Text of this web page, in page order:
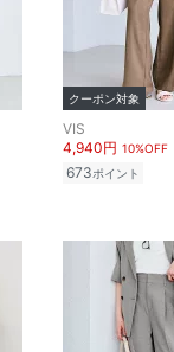
クーポン対象
VIS
4,940円 10%OFF
673ポイント